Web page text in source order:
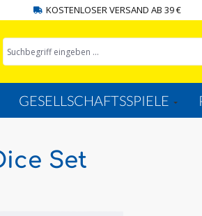
KOSTENLOSER VERSAND AB 39 €
GESELLSCHAFTSSPIELE
Set